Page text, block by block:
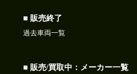
■ 販売終了
過去車両一覧
■ 販売/買取中：メーカー一覧